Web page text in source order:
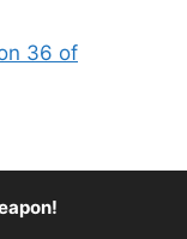
36 of